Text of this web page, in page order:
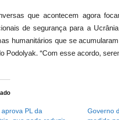
que acontecem agora
de segurança para a
humanitários que se
Podolyak. “Com esse acordo,
PL da
Governo